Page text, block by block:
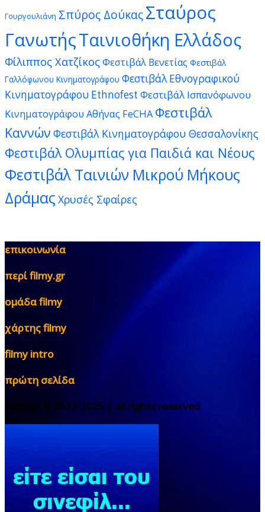
Γουργουλιάνη Σπύρος ΔούκαςΣταύρος
ΓανωτήςΤαινιοθήκη Ελλάδος
Φίλιππος ΧατζίκοςΦεστιβάλ Βενετίας Φεστιβάλ
Γαλλόφωνου Κινηματογράφου Φεστιβάλ Εθνογραφικού
Κινηματογράφου Ethnofest Φεστιβάλ Ισπανόφωνου
Κινηματογράφου Αθήνας FeCHA Φεστιβάλ
Καννών Φεστιβάλ Κινηματογράφου Θεσσαλονίκης
Φεστιβάλ Ολυμπίας για Παιδιά και Νέους
Φεστιβάλ Ταινιών Μικρού Μήκους
Δράμας Χρυσές Σφαίρες
επικοινωνία
περί filmy.gr
ομάδα filmy
χάρτης filmy
filmy intro
πρώτη σελίδα
filmy.gr © 2017-2025 | all rights reserved